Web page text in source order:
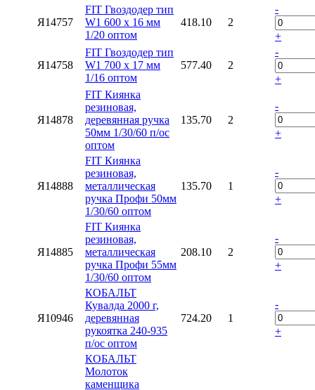
Я14757
FIT Гвоздодер тип
W1 600 х 16 мм
1/20 оптом
418.10 2
-
+
Я14758
FIT Гвоздодер тип
W1 700 х 17 мм
1/16 оптом
577.40 2
-
+
Я14878
FIT Киянка
резиновая,
деревянная ручка
50мм 1/30/60 п/ос
оптом
135.70 2
-
+
Я14888
FIT Киянка
резиновая,
металлическая
ручка Профи 50мм
1/30/60 оптом
135.70 1
-
+
Я14885
FIT Киянка
резиновая,
металлическая
ручка Профи 55мм
1/30/60 оптом
208.10 2
-
+
Я10946
КОБАЛЬТ
Кувалда 2000 г,
деревянная
рукоятка 240-935
п/ос оптом
724.20 1
-
+
КОБАЛЬТ
Молоток
каменщика